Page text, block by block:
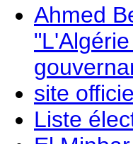
Ahmed
site
Liste